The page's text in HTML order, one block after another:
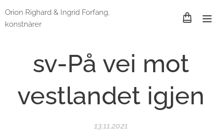
Orion Righard & Ingrid Forfang,
konstnärer
sv-På vei mot
vestlandet igjen
13.11.2021